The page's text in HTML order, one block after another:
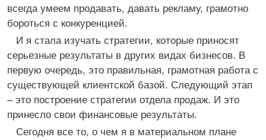
всегда умеем продавать, давать рекламу, грамотно
бороться с конкуренцией.
И я стала изучать стратегии, которые приносят
серьезные результаты в других видах бизнесов. В
первую очередь, это правильная, грамотная работа с
существующей клиентской базой. Следующий этап
– это построение стратегии отдела продаж. И это
принесло свои финансовые результаты.
Сегодня все то, о чем я в материальном плане